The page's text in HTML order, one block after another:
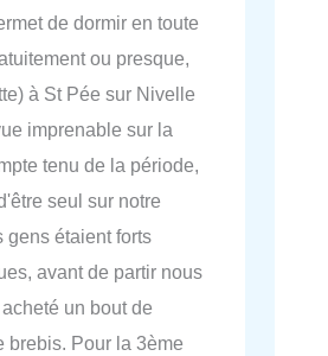
de dormir en toute
ou presque,
à St Pée sur Nivelle
imprenable sur la
tenu de la période,
seul sur notre
gens étaient forts
avant de partir nous
un bout de
brebis. Pour la 3ème